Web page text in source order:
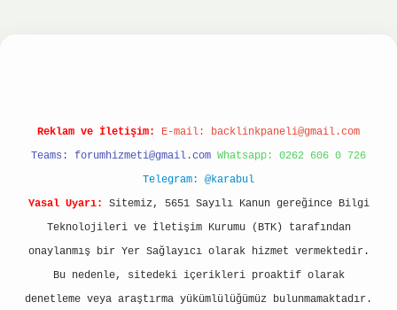
Reklam ve İletişim: E-mail: backlinkpaneli@gmail.com
Teams: forumhizmeti@gmail.com Whatsapp: 0262 606 0 726
Telegram: @karabul
Yasal Uyarı:
Sitemiz, 5651 Sayılı Kanun gereğince Bilgi
Teknolojileri ve İletişim Kurumu (BTK) tarafından
onaylanmış bir Yer Sağlayıcı olarak hizmet vermektedir.
Bu nedenle, sitedeki içerikleri proaktif olarak
denetleme veya araştırma yükümlülüğümüz bulunmamaktadır.